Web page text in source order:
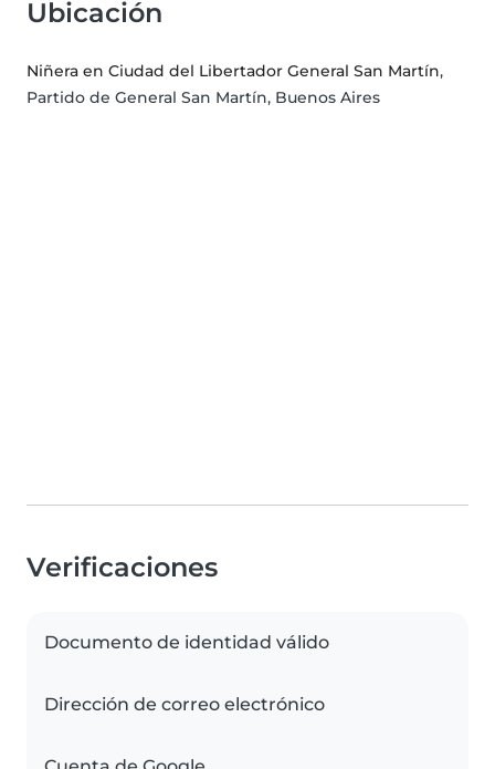
Ubicación
Niñera en Ciudad del Libertador General San Martín,
Partido de General San Martín, Buenos Aires
Verificaciones
Documento de identidad válido
Dirección de correo electrónico